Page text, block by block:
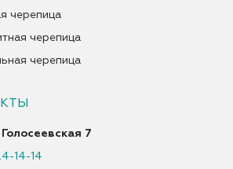
черепица
черепица
черепица
7
14-14